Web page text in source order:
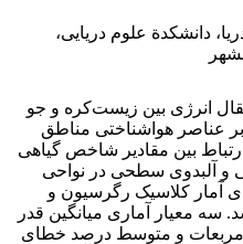
دانشکدة علوم دریایی،
انرژی بین زیست‌کره و جو
عناصر هواشناختی مناطق
بین مقادیر شاخص گیاهی
و آلبدوی سطحی در نواحی
آمار کلاسیک رگرسیون و
سه معیار آماری میانگین قدر
مربعات و متوسط درصد خطای